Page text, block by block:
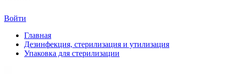
Войти
Главная
Дезинфекция, стерилизация и утилизация
Упаковка для стерилизации